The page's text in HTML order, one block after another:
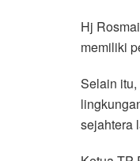
Hj
memiliki
Selain
sejahtera